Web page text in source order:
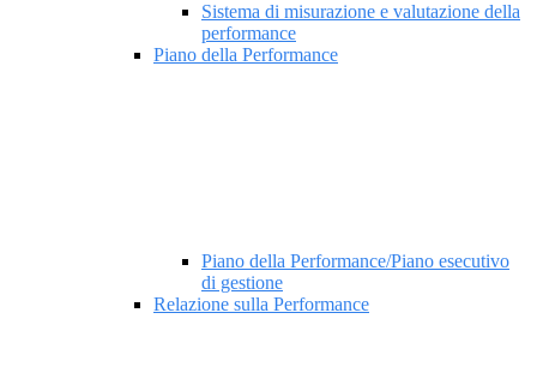
Sistema di misurazione e valutazione della
performance
Piano della Performance
Piano della Performance/Piano esecutivo
di gestione
Relazione sulla Performance